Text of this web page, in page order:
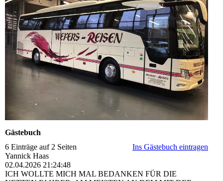
Gästebuch
6 Einträge auf 2 Seiten
Ins Gästebuch eintragen
Yannick Haas
02.04.2026 21:24:48
ICH WOLLTE MICH MAL BEDANKEN FÜR DIE